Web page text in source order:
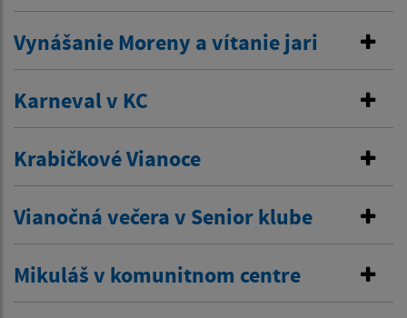
Vynášanie Moreny a vítanie jari
Karneval v KC
Krabičkové Vianoce
Vianočná večera v Senior klube
Mikuláš v komunitnom centre